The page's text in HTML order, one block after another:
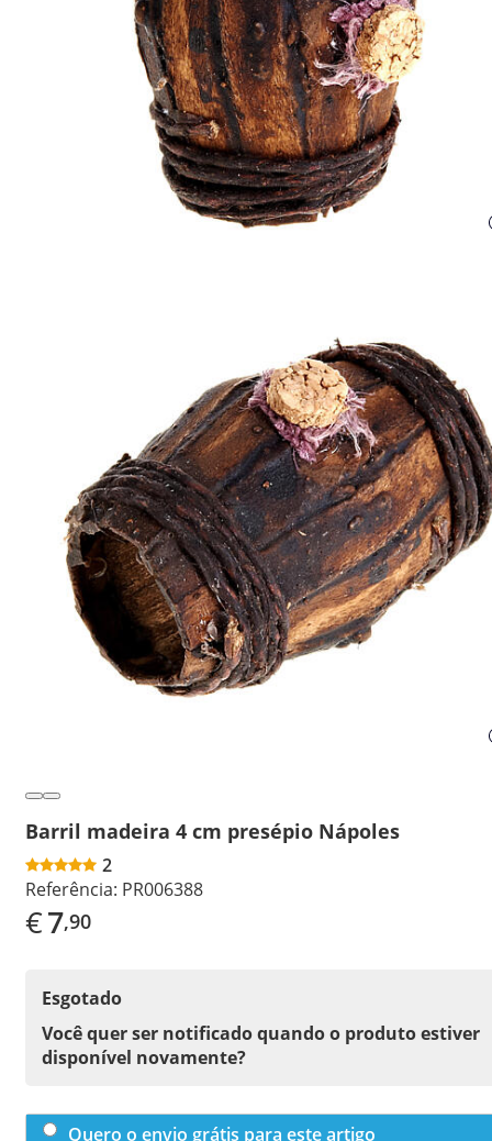
Barril madeira 4 cm presépio Nápoles
2
Referência: PR006388
€7,90
Esgotado
Você quer ser notificado quando o produto estiver
disponível novamente?
Quero o envio grátis para este artigo